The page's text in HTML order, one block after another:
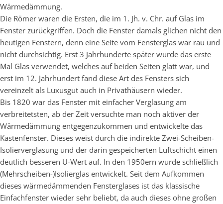
Wärmedämmung.
Die Römer waren die Ersten, die im 1. Jh. v. Chr. auf Glas im
Fenster zurückgriffen. Doch die Fenster damals glichen nicht den
heutigen Fenstern, denn eine Seite vom Fensterglas war rau und
nicht durchsichtig. Erst 3 Jahrhunderte später wurde das erste
Mal Glas verwendet, welches auf beiden Seiten glatt war, und
erst im 12. Jahrhundert fand diese Art des Fensters sich
vereinzelt als Luxusgut auch in Privathäusern wieder.
Bis 1820 war das Fenster mit einfacher Verglasung am
verbreitetsten, ab der Zeit versuchte man noch aktiver der
Wärmedämmung entgegenzukommen und entwickelte das
Kastenfenster. Dieses weist durch die indirekte Zwei-Scheiben-
Isolierverglasung und der darin gespeicherten Luftschicht einen
deutlich besseren U-Wert auf. In den 1950ern wurde schließlich
(Mehrscheiben-)Isolierglas entwickelt. Seit dem Aufkommen
dieses wärmedämmenden Fensterglases ist das klassische
Einfachfenster wieder sehr beliebt, da auch dieses ohne großen